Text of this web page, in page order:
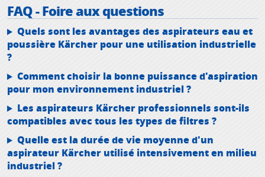
FAQ - Foire aux questions
Quels sont les avantages des aspirateurs eau et
poussière Kärcher pour une utilisation industrielle
?
Comment choisir la bonne puissance d'aspiration
pour mon environnement industriel ?
Les aspirateurs Kärcher professionnels sont-ils
compatibles avec tous les types de filtres ?
Quelle est la durée de vie moyenne d'un
aspirateur Kärcher utilisé intensivement en milieu
industriel ?